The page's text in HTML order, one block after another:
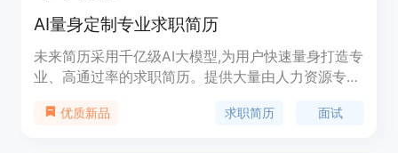
AI量身定制专业求职简历
未来简历采用千亿级AI大模型,为用户快速量身打造专
业、高通过率的求职简历。提供大量由人力资源专家
脱颖而出。主要功能包括:AI优化简历、职业模板、高
优质新品 求职简历 面试